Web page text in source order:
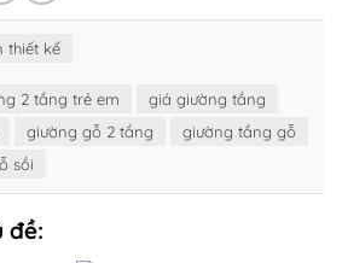
thiết kế
2 tầng trẻ em
giá giường tầng
giường gỗ 2 tầng
giường tầng gỗ
sồi
đề: